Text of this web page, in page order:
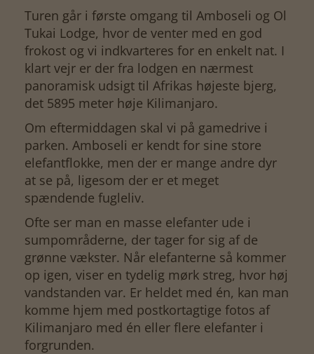
Turen går i første omgang til Amboseli og Ol
Tukai Lodge, hvor de venter med en god
frokost og vi indkvarteres for en enkelt nat. I
klart vejr er der fra lodgen en nærmest
panoramisk udsigt til Afrikas højeste bjerg,
det 5895 meter høje Kilimanjaro.
Om eftermiddagen skal vi på gamedrive i
parken. Amboseli er kendt for sine store
elefantflokke, men der er mange andre dyr
at se på, ligesom der er et meget
spændende fugleliv.
Ofte ser man en masse elefanter ude i
sumpområderne, der tager for sig af de
grønne vækster. Når elefanterne så kommer
op igen, viser en tydelig mørk streg, hvor høj
vandstanden var. Er heldet med én, kan man
komme hjem med postkortagtige fotos af
Kilimanjaro med én eller flere elefanter i
forgrunden.